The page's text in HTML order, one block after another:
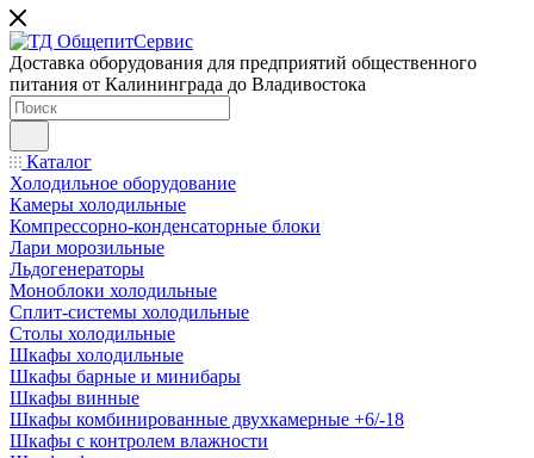
Доставка оборудования для предприятий общественного
питания от Калининграда до Владивостока
Каталог
Холодильное оборудование
Камеры холодильные
Компрессорно-конденсаторные блоки
Лари морозильные
Льдогенераторы
Моноблоки холодильные
Сплит-системы холодильные
Столы холодильные
Шкафы холодильные
Шкафы барные и минибары
Шкафы винные
Шкафы комбинированные двухкамерные +6/-18
Шкафы с контролем влажности